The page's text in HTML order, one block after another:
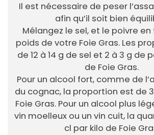
Il est nécessaire de peser
afin qu’il soit bien
Mélangez le sel, et le poivre
poids de votre Foie Gras. Les
de 12 à 14 g de sel et 2 à 3 g de
de Foie Gras.
Pour un alcool fort, comme de
du cognac, la proportion est de
Foie Gras. Pour un alcool plus
vin moelleux ou un vin cuit, la
cl par kilo de Foie